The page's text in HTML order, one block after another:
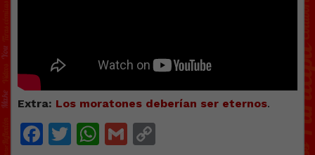
Extra: Los moratones deberían ser eternos.
Facebook
Twitter
WhatsApp
Gmail